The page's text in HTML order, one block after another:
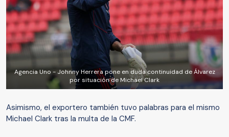
Agencia Uno - Johnny Herrera pone en duda continuidad de Álvarez
por situación de Michael Clark
Asimismo, el exportero también tuvo palabras para el mismo
Michael Clark tras la multa de la CMF.